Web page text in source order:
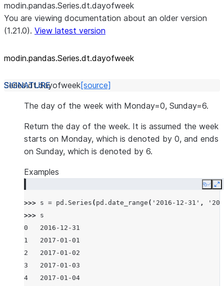
modin.pandas.Series.dt.dayofweek
You are viewing documentation about an older version
(1.21.0). View latest version
modin.pandas.Series.dt.dayofweek
Series.dt.dayofweek[source]
The day of the week with Monday=0, Sunday=6.
Return the day of the week. It is assumed the week
starts on Monday, which is denoted by 0, and ends
on Sunday, which is denoted by 6.
Examples
Copy
>>> s = pd . Series ( pd . date_range ( '2016-12-31' ,
>>> s
0   2016-12-31
1   2017-01-01
2   2017-01-02
3   2017-01-03
4   2017-01-04